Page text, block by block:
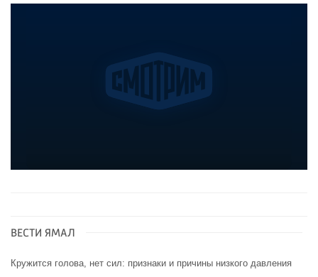
ВЕСТИ ЯМАЛ
Кружится голова, нет сил: признаки и причины низкого давления